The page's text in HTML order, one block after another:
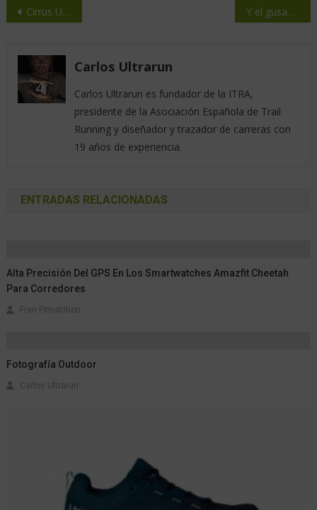
Cirrus Ultra de Rab: nuevos estándares en el rendimiento del aislamiento sintético Y el gusanillo empieza a rondar…Madrid-Cercedilla, 65k.
Carlos Ultrarun
Carlos Ultrarun es fundador de la ITRA,
presidente de la Asociación Española de Trail
Running y diseñador y trazador de carreras con
19 años de experiencia.
ENTRADAS RELACIONADAS
Alta Precisión Del GPS En Los Smartwatches Amazfit Cheetah
Para Corredores
Fran Fitnutrition
Fotografía Outdoor
Carlos Ultrarun